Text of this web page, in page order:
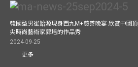
韓國型男崔始源現身西九M+慈善晚宴 欣賞中國頂
尖時尚藝術家郭培的作品秀
2024-09-25
更多